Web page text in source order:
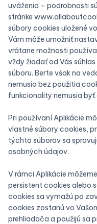
uváženia – podrobnosti
stránke
súbory cookies uložené
Vám môže umožniť
vrátane možnosti
vždy žiadať od Vás
súboru. Berte však na
nemusia bez použitia
funkcionality nemusia
Pri používaní Aplikácie
vlastné súbory cookies,
týchto súborov sa
osobných údajov.
V rámci Aplikácie
persistent cookies alebo
cookies sa vymažú po
cookies zostanú vo
prehliadača a použijú sa